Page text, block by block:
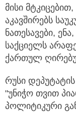
მისი
აკავშირებს
ნათესავები,
საქციელს
ქართულ
რუსი
"უნიჭო თვით
პოლიტიკური